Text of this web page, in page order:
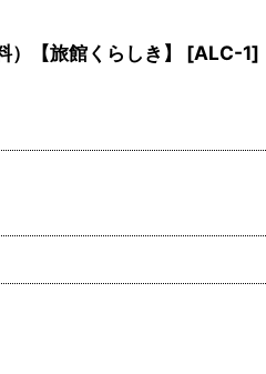
【旅館くらしき】 [ALC-1]